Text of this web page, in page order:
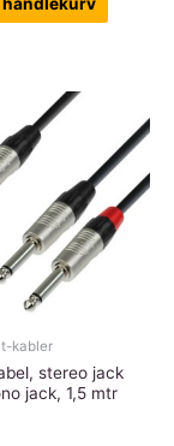
kabler
stereo jack
jack, 1,5 mtr